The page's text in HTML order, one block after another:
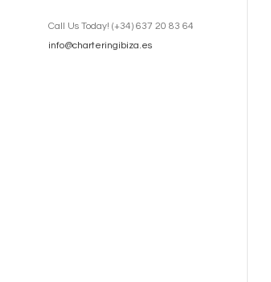
Call Us Today! (+34) 637 20 83 64
info@charteringibiza.es